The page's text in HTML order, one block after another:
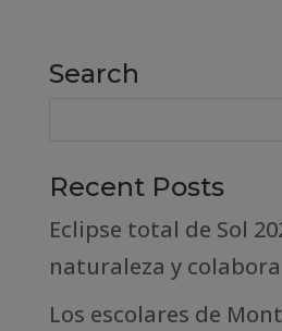
Search
Recent Posts
Eclipse total de Sol
naturaleza y
Los escolares de